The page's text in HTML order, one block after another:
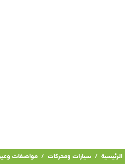
الرئيسية / سيارات ومحركات / مواصفات